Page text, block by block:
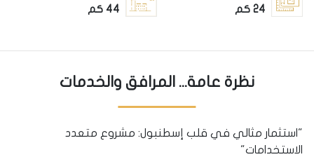
24 كم
44 كم
نظرة عامة... المرافق والخدمات
"استثمار مثالي في قلب إسطنبول: مشروع متعدد
الاستخدامات"